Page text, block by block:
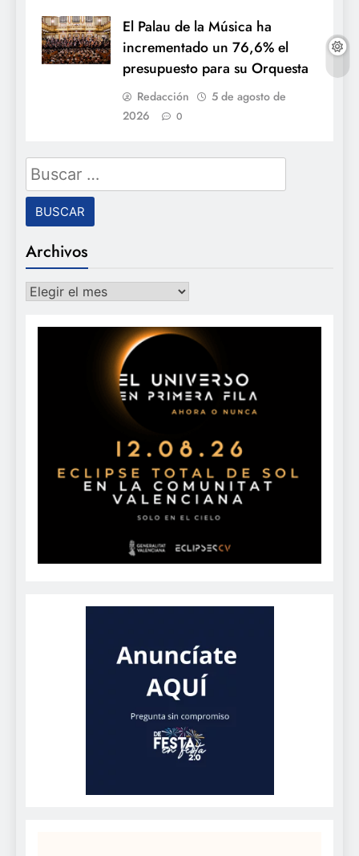
El Palau de la Música ha
incrementado un 76,6% el
presupuesto para su Orquesta
Redacción
5 de agosto de
2026
0
Buscar:
Archivos
Archivos